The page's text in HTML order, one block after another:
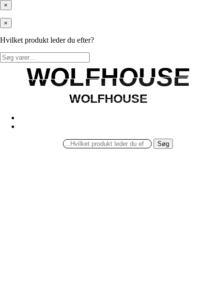
×
×
Hvilket produkt leder du efter?
Søg
efter:
WOLFHOUSE
WOLFHOUSE
WOLFHOUSE
WOLFHOUSE
Søg